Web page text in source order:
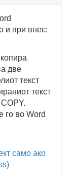
и при внес:
две
текст
текст
го во Word
само ако